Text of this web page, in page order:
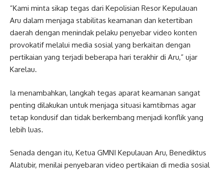
“Kami minta sikap tegas dari Kepolisian Resor Kepulauan
Aru dalam menjaga stabilitas keamanan dan ketertiban
daerah dengan menindak pelaku penyebar video konten
provokatif melalui media sosial yang berkaitan dengan
pertikaian yang terjadi beberapa hari terakhir di Aru,” ujar
Karelau.
Ia menambahkan, langkah tegas aparat keamanan sangat
penting dilakukan untuk menjaga situasi kamtibmas agar
tetap kondusif dan tidak berkembang menjadi konflik yang
lebih luas.
Senada dengan itu, Ketua GMNI Kepulauan Aru, Benediktus
Alatubir, menilai penyebaran video pertikaian di media sosial